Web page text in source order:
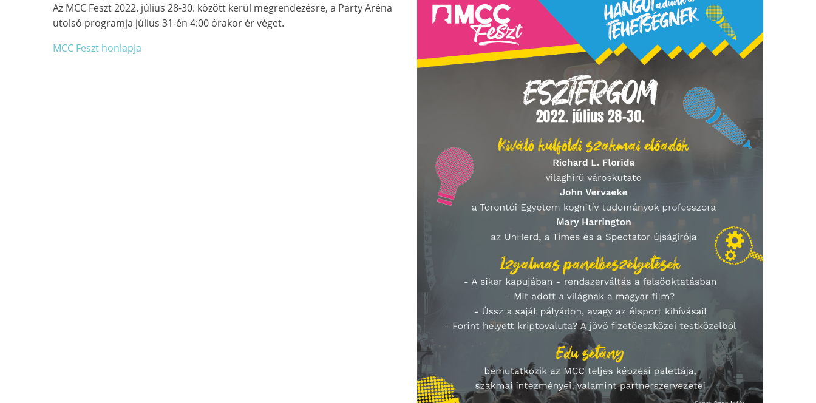
Az MCC Feszt 2022. július 28-30. között kerül megrendezésre, a Party Aréna
utolsó programja július 31-én 4:00 órakor ér véget.
MCC Feszt honlapja